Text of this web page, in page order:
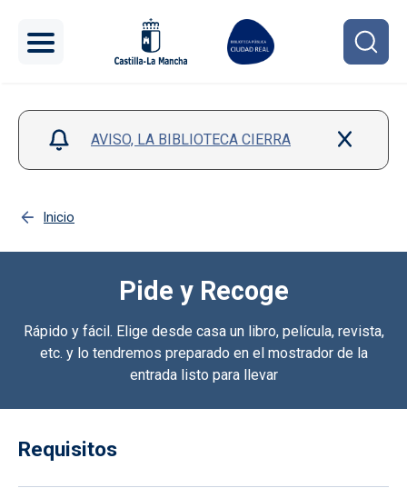
AVISO, LA BIBLIOTECA CIERRA
Inicio
Pide y Recoge
Rápido y fácil. Elige desde casa un libro, película, revista,
etc. y lo tendremos preparado en el mostrador de la
entrada listo para llevar
Requisitos